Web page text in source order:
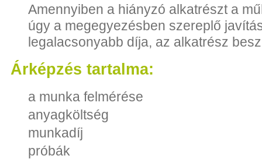
Amennyiben a hiányzó alkatrészt a
úgy a megegyezésben szereplő
legalacsonyabb díja, az alkatrész
Árképzés tartalma:
a munka felmérése
anyagköltség
munkadíj
próbák